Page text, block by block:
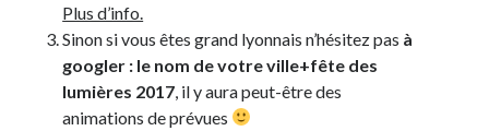
Plus d’info.
Sinon si vous êtes grand lyonnais n’hésitez pas à
googler : le nom de votre ville+fête des
lumières 2017, il y aura peut-être des
animations de prévues